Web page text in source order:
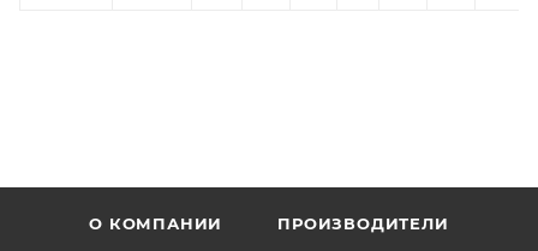
О КОМПАНИИ ПРОИЗВОДИТЕЛИ